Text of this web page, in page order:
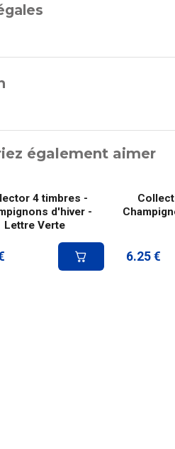
également aimer
4 timbres -
d'hiver -
Lettre Verte
6.25 €